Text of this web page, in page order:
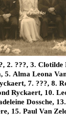
2. ???, 3. Clotilde
5. Alma Leona
7. ???, 8.
Ryckaert, 10.
Dossche,
15. Paul Van